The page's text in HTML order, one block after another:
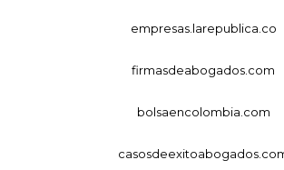
empresas.larepublica.co
firmasdeabogados.com
bolsaencolombia.com